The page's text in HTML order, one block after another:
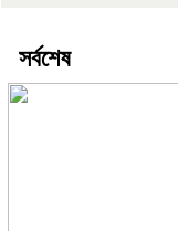
সর্বশেষ